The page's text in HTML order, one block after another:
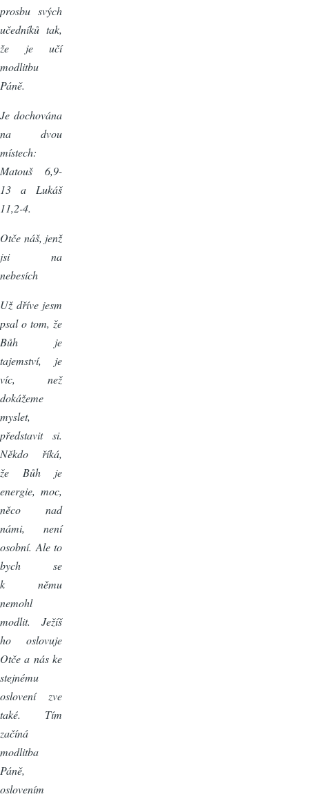
prosbu svých
učedníků tak,
že je učí
modlitbu
Páně.
Je dochována
na dvou
místech:
Matouš 6,9-
13 a Lukáš
11,2-4.
Otče náš, jenž
jsi na
nebesích
Už dříve jesm
psal o tom, že
Bůh je
tajemství, je
víc, než
dokážeme
myslet,
představit si.
Někdo říká,
že Bůh je
energie, moc,
něco nad
námi, není
osobní. Ale to
bych se
k němu
nemohl
modlit. Ježíš
ho oslovuje
Otče a nás ke
stejnému
oslovení zve
také. Tím
začíná
modlitba
Páně,
oslovením